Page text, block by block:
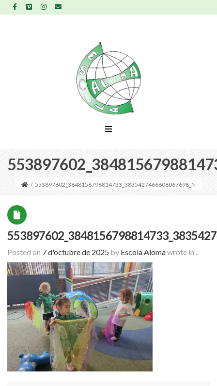
/ 553897602_3848156798814733_3835427466606067698_N
Posted on 7 d'octubre de 2025 by Escola Alomawrote in .